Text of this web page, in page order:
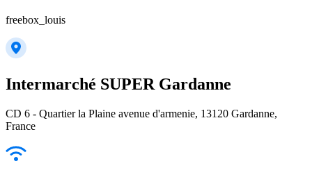
freebox_louis
Intermarché SUPER Gardanne
CD 6 - Quartier la Plaine avenue d'armenie, 13120 Gardanne,
France